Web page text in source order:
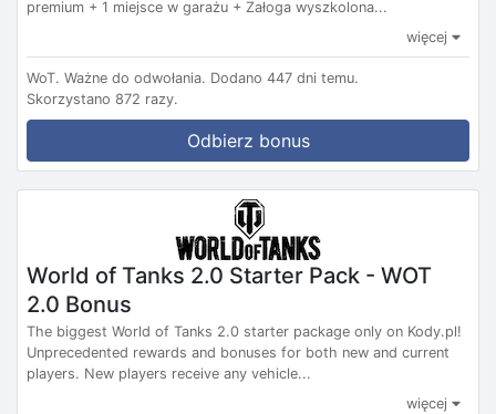
premium + 1 miejsce w garażu + Załoga wyszkolona...
więcej
WoT. Ważne do odwołania. Dodano 447 dni temu.
Skorzystano 872 razy.
Odbierz bonus
World of Tanks 2.0 Starter Pack - WOT
2.0 Bonus
The biggest World of Tanks 2.0 starter package only on Kody.pl!
Unprecedented rewards and bonuses for both new and current
players. New players receive any vehicle...
więcej